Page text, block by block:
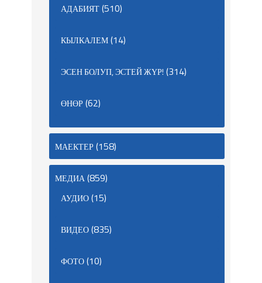
АДАБИЯТ(510)
КЫЛКАЛЕМ(14)
ЭСЕН БОЛУП, ЭСТЕЙ ЖҮР! (314)
ӨНӨР(62)
МАЕКТЕР(158)
МЕДИА(859)
АУДИО(15)
ВИДЕО(835)
ФОТО(10)